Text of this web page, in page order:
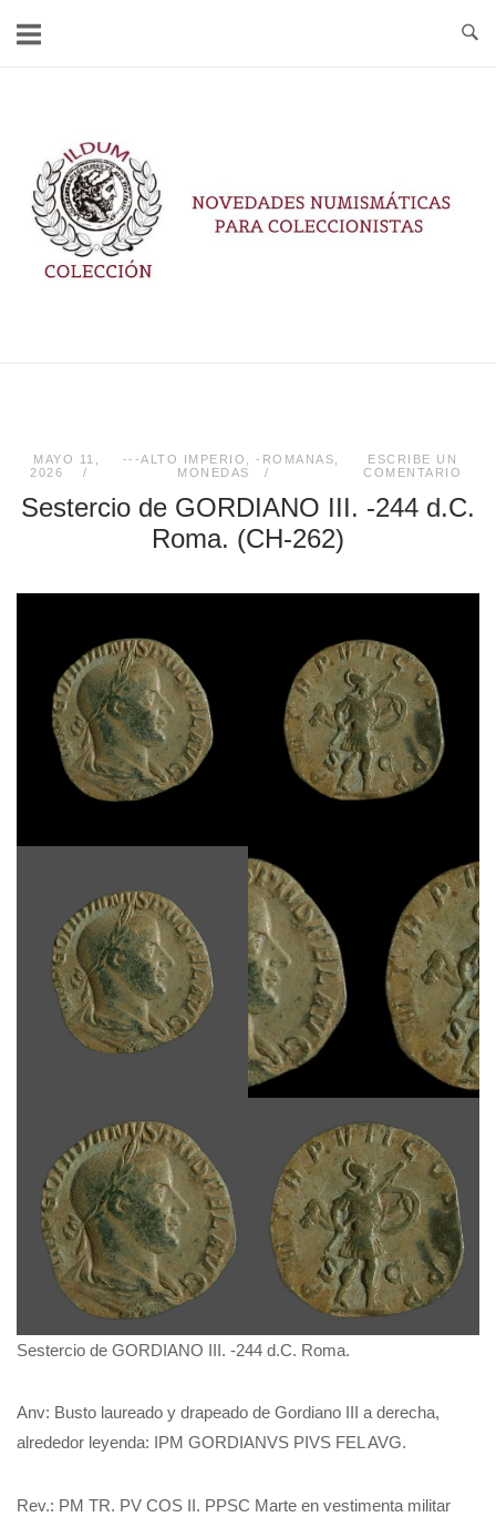
MAYO 11,
2026
---ALTO IMPERIO ,-ROMANAS
MONEDAS
ESCRIBE UN
COMENTARIO
Sestercio de GORDIANO III. -244 d.C.
Roma. (CH-262)
Sestercio de GORDIANO III. -244 d.C. Roma.
Anv: Busto laureado y drapeado de Gordiano III a derecha,
alrededor leyenda: IPM GORDIANVS PIVS FEL AVG.
Rev.: PM TR. PV COS II. PPSC Marte en vestimenta militar